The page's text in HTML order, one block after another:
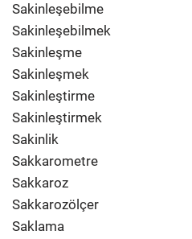
Sakinleşebilme
Sakinleşebilmek
Sakinleşme
Sakinleşmek
Sakinleştirme
Sakinleştirmek
Sakinlik
Sakkarometre
Sakkaroz
Sakkarozölçer
Saklama